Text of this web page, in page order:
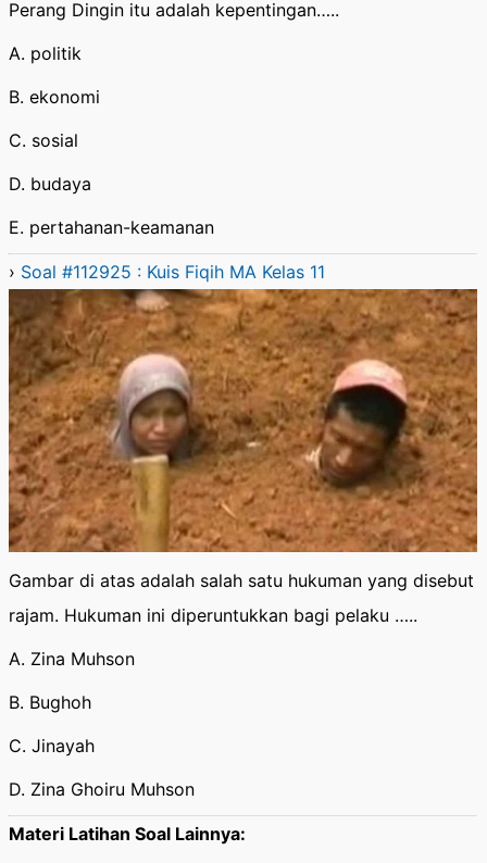
Perang Dingin itu adalah kepentingan…..
A. politik
B. ekonomi
C. sosial
D. budaya
E. pertahanan-keamanan
› Soal #112925 : Kuis Fiqih MA Kelas 11
Gambar di atas adalah salah satu hukuman yang disebut
rajam. Hukuman ini diperuntukkan bagi pelaku …..
A. Zina Muhson
B. Bughoh
C. Jinayah
D. Zina Ghoiru Muhson
Materi Latihan Soal Lainnya: